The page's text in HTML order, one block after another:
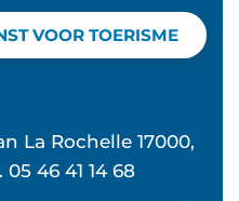
VOOR TOERISME
La Rochelle 17000,
46 41 14 68